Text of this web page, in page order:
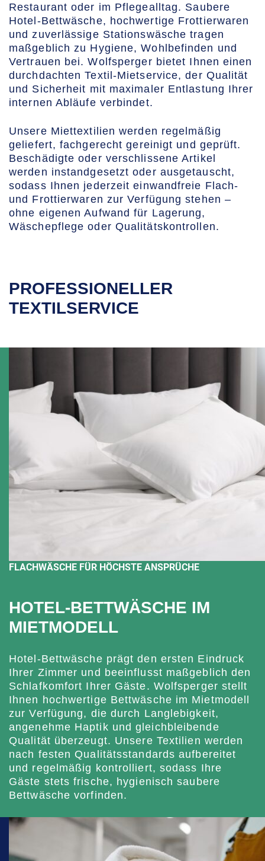
Restaurant oder im Pflegealltag. Saubere
Hotel-Bettwäsche, hochwertige Frottierwaren
und zuverlässige Stationswäsche tragen
maßgeblich zu Hygiene, Wohlbefinden und
Vertrauen bei. Wolfsperger bietet Ihnen einen
durchdachten Textil-Mietservice, der Qualität
und Sicherheit mit maximaler Entlastung Ihrer
internen Abläufe verbindet.
Unsere Miettextilien werden regelmäßig
geliefert, fachgerecht gereinigt und geprüft.
Beschädigte oder verschlissene Artikel
werden instandgesetzt oder ausgetauscht,
sodass Ihnen jederzeit einwandfreie Flach-
und Frottierwaren zur Verfügung stehen –
ohne eigenen Aufwand für Lagerung,
Wäschepflege oder Qualitätskontrollen.
PROFESSIONELLER
TEXTILSERVICE
FLACHWÄSCHE FÜR HÖCHSTE ANSPRÜCHE
HOTEL-BETTWÄSCHE IM
MIETMODELL
Hotel-Bettwäsche prägt den ersten Eindruck
Ihrer Zimmer und beeinflusst maßgeblich den
Schlafkomfort Ihrer Gäste. Wolfsperger stellt
Ihnen hochwertige Bettwäsche im Mietmodell
zur Verfügung, die durch Langlebigkeit,
angenehme Haptik und gleichbleibende
Qualität überzeugt. Unsere Textilien werden
nach festen Qualitätsstandards aufbereitet
und regelmäßig kontrolliert, sodass Ihre
Gäste stets frische, hygienisch saubere
Bettwäsche vorfinden.